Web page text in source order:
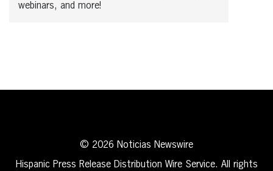
webinars, and more!
© 2026 Noticias Newswire
Hispanic Press Release Distribution Wire Service. All rights